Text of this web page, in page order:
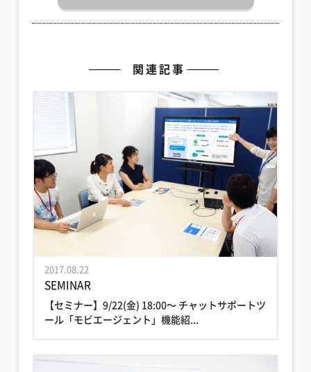
関連記事
2017.08.22
SEMINAR
【セミナー】9/22(金) 18:00〜 チャットサポートツ
ール「モビエージェント」機能紹...